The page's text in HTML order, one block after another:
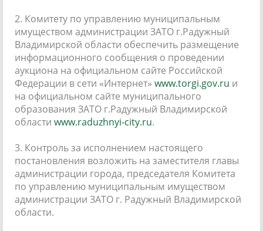
2. Комитету по управлению муниципальным
имуществом администрации ЗАТО г.Радужный
Владимирской области обеспечить размещение
информационного сообщения о проведении
аукциона на официальном сайте Российской
Федерации в сети «Интернет» www.torgi.gov.ru и
на официальном сайте муниципального
образования ЗАТО г.Радужный Владимирской
области www.raduzhnyi-city.ru.
3. Контроль за исполнением настоящего
постановления возложить на заместителя главы
администрации города, председателя Комитета
по управлению муниципальным имуществом
администрации ЗАТО г. Радужный Владимирской
области.